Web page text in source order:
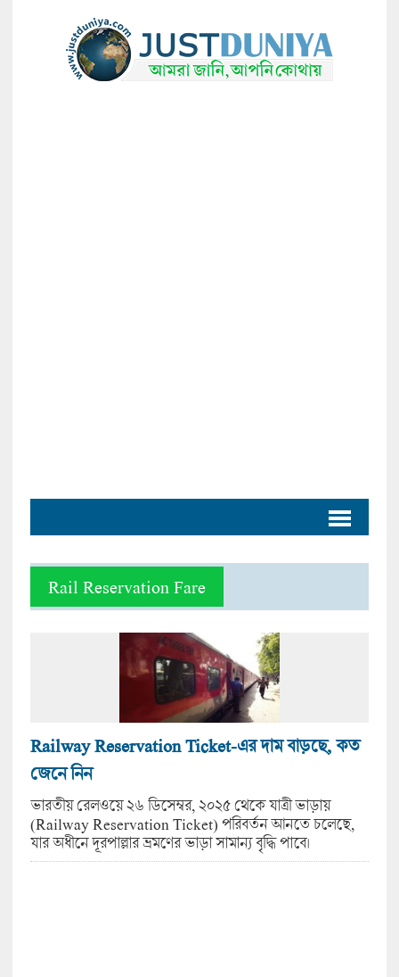
Rail Reservation Fare
Railway Reservation Ticket-এর দাম বাড়ছে, কত
জেনে নিন
ভারতীয় রেলওয়ে ২৬ ডিসেম্বর, ২০২৫ থেকে যাত্রী ভাড়ায়
(Railway Reservation Ticket) পরিবর্তন আনতে চলেছে,
যার অধীনে দূরপাল্লার ভ্রমণের ভাড়া সামান্য বৃদ্ধি পাবে।